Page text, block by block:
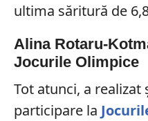
ultima săritură de
Alina Rotaru-
Jocurile Olimpice
Tot atunci, a realizat
participare la